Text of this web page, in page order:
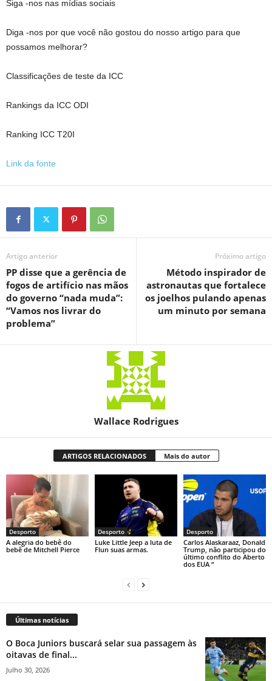
Siga -nos nas mídias sociais
Diga -nos por que você não gostou do nosso artigo para que
possamos melhorar?
Classificações de teste da ICC
Rankings da ICC ODI
Ranking ICC T20I
Link da fonte
Artigo anterior
PP disse que a gerência de
fogos de artifício nas mãos
do governo “nada muda”:
“Vamos nos livrar do
problema”
Próximo artigo
Método inspirador de
astronautas que fortalece
os joelhos pulando apenas
um minuto por semana
Wallace Rodrigues
ARTIGOS RELACIONADOS Mais do autor
Desporto
A alegria do bebê do
bebê de Mitchell Pierce
Desporto
Luke Little Jeep a luta de
Flun suas armas.
Desporto
Carlos Alaskaraaz, Donald
Trump, não participou do
último conflito do Aberto
dos EUA “
Últimas notícias
O Boca Juniors buscará selar sua passagem às
oitavas de final...
Julho 30, 2026